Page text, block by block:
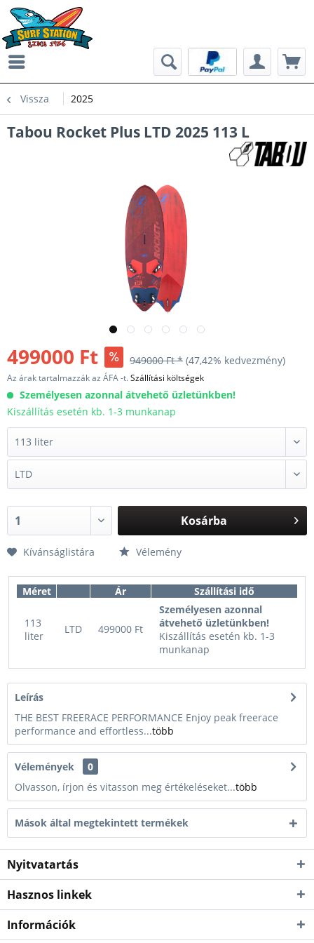
Vissza 2025
Tabou Rocket Plus LTD 2025 113 L
499000 Ft 949000 Ft * (47,42% kedvezmény)
Az árak tartalmazzák az ÁFA -t.Szállítási költségek
Személyesen azonnal átvehető üzletünkben!
Kiszállítás esetén kb. 1-3 munkanap
Kosárba
Kívánságlistára Vélemény
Méret Ár Szállítási idő
113
liter
LTD 499000 Ft
Személyesen azonnal
átvehető üzletünkben!
Kiszállítás esetén kb. 1-3
munkanap
Leírás
THE BEST FREERACE PERFORMANCE Enjoy peak freerace
performance and effortless...több
Vélemények
0
Olvasson, írjon és vitasson meg értékeléseket...több
Mások által megtekintett termékek
Nyitvatartás
Hasznos linkek
Információk